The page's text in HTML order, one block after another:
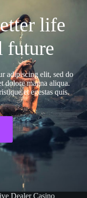
life
future
adipiscing elit, sed do
dolore magna aliqua.
et egestas quis.
Dealer Casino